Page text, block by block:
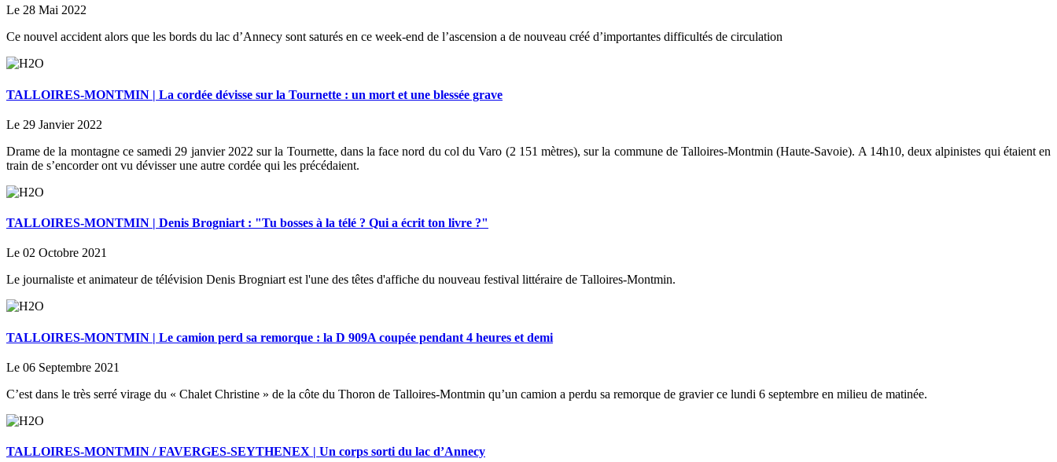
Le 28 Mai 2022
Ce nouvel accident alors que les bords du lac d’Annecy sont saturés en ce week-end de l’ascension a de nouveau créé d’importantes difficultés de circulation
TALLOIRES-MONTMIN | La cordée dévisse sur la Tournette : un mort et une blessée grave
Le 29 Janvier 2022
Drame de la montagne ce samedi 29 janvier 2022 sur la Tournette, dans la face nord du col du Varo (2 151 mètres), sur la commune de Talloires-Montmin (Haute-Savoie). A 14h10, deux alpinistes qui étaient en
train de s’encorder ont vu dévisser une autre cordée qui les précédaient.
TALLOIRES-MONTMIN | Denis Brogniart : "Tu bosses à la télé ? Qui a écrit ton livre ?"
Le 02 Octobre 2021
Le journaliste et animateur de télévision Denis Brogniart est l'une des têtes d'affiche du nouveau festival littéraire de Talloires-Montmin.
TALLOIRES-MONTMIN | Le camion perd sa remorque : la D 909A coupée pendant 4 heures et demi
Le 06 Septembre 2021
C’est dans le très serré virage du « Chalet Christine » de la côte du Thoron de Talloires-Montmin qu’un camion a perdu sa remorque de gravier ce lundi 6 septembre en milieu de matinée.
TALLOIRES-MONTMIN / FAVERGES-SEYTHENEX | Un corps sorti du lac d’Annecy